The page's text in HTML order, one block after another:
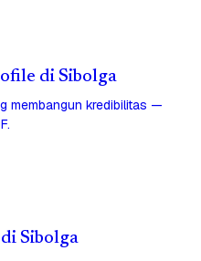
di Sibolga
membangun kredibilitas —
Sibolga